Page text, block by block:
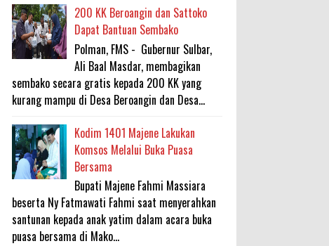
200 KK Beroangin dan Sattoko
Dapat Bantuan Sembako
Polman, FMS - Gubernur Sulbar,
Ali Baal Masdar, membagikan
sembako secara gratis kepada 200 KK yang
kurang mampu di Desa Beroangin dan Desa...
Kodim 1401 Majene Lakukan
Komsos Melalui Buka Puasa
Bersama
Bupati Majene Fahmi Massiara
beserta Ny Fatmawati Fahmi saat menyerahkan
santunan kepada anak yatim dalam acara buka
puasa bersama di Mako...